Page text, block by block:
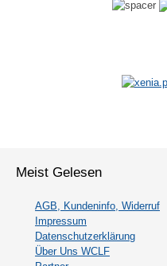
Meist Gelesen
AGB, Kundeninfo, Widerruf
Impressum
Datenschutzerklärung
Über Uns WCLF